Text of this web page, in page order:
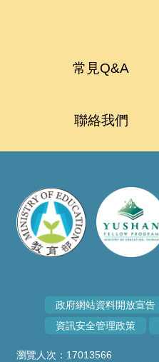
常見Q&A
聯絡我們
政府網站資料開放宣告
資訊安全管理政策
瀏覽人次：17013566